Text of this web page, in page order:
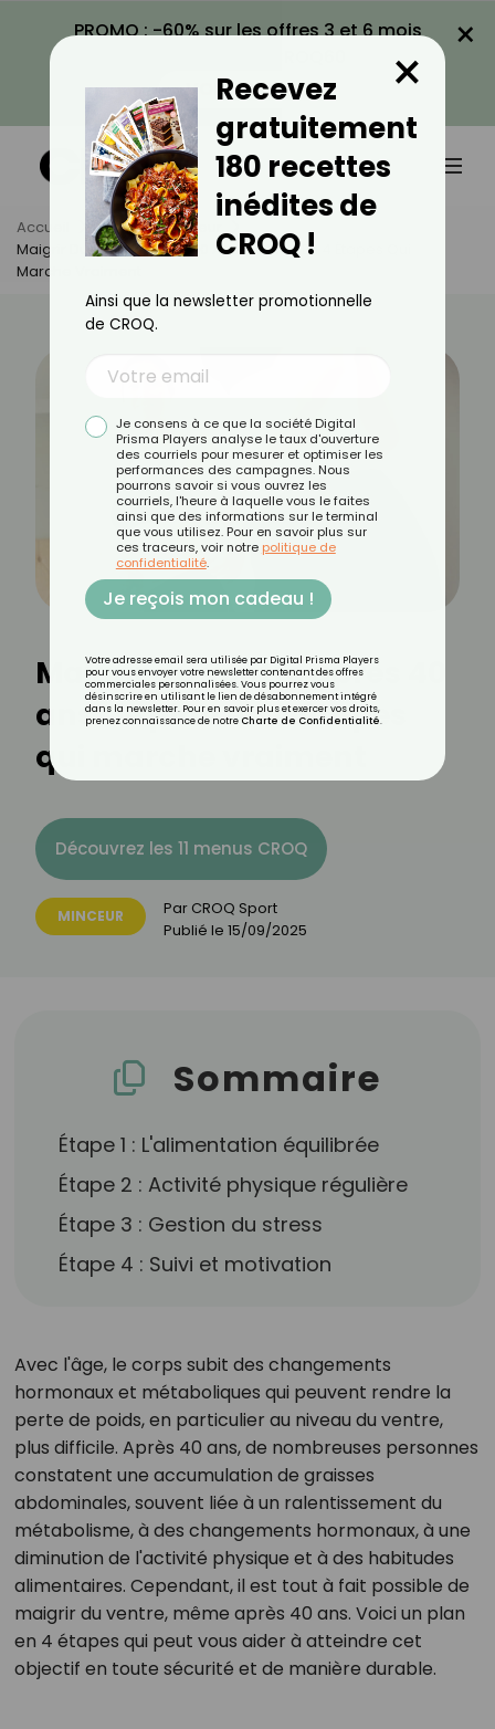
PROMO : -60% sur les offres 3 et 6 mois
VOIR LA PROMO
×
Accueil Actus
Minceur
Maigrir Du Ventre Après 40 Ans : Le Plan En 4 Étapes Qui
Marche Vraiment
Maigrir du ventre après 40
ans : le plan en 4 étapes
qui marche vraiment
Découvrez les 11 menus CROQ
MINCEUR Par CROQ Sport
Publié le 15/09/2025
Sommaire
Étape 1 : L'alimentation équilibrée
Étape 2 : Activité physique régulière
Étape 3 : Gestion du stress
Étape 4 : Suivi et motivation
Avec l'âge, le corps subit des changements
hormonaux et métaboliques qui peuvent rendre la
perte de poids, en particulier au niveau du ventre,
plus difficile. Après 40 ans, de nombreuses personnes
constatent une accumulation de graisses
abdominales, souvent liée à un ralentissement du
métabolisme, à des changements hormonaux, à une
diminution de l'activité physique et à des habitudes
alimentaires. Cependant, il est tout à fait possible de
maigrir du ventre, même après 40 ans. Voici un plan
en 4 étapes qui peut vous aider à atteindre cet
objectif en toute sécurité et de manière durable.
Recevez
gratuitement
180 recettes
inédites de
CROQ !
×
Ainsi que la newsletter promotionnelle
de CROQ.
Je consens à ce que la société Digital
Prisma Players analyse le taux d'ouverture
des courriels pour mesurer et optimiser les
performances des campagnes. Nous
pourrons savoir si vous ouvrez les
courriels, l'heure à laquelle vous le faites
ainsi que des informations sur le terminal
que vous utilisez. Pour en savoir plus sur
ces traceurs, voir notre politique de
confidentialité.
Je reçois mon cadeau !
Votre adresse email sera utilisée par Digital Prisma Players
pour vous envoyer votre newsletter contenant des offres
commerciales personnalisées. Vous pourrez vous
désinscrire en utilisant le lien de désabonnement intégré
dans la newsletter. Pour en savoir plus et exercer vos droits,
prenez connaissance de notre Charte de Confidentialité.